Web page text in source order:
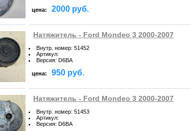
цена: 2000 руб.
Натяжитель - Ford Mondeo 3 2000-2007
Внутр. номер: 51452
Артикул:
Версия: D6BA
цена: 950 руб.
Натяжитель - Ford Mondeo 3 2000-2007
Внутр. номер: 51453
Артикул:
Версия: D6BA